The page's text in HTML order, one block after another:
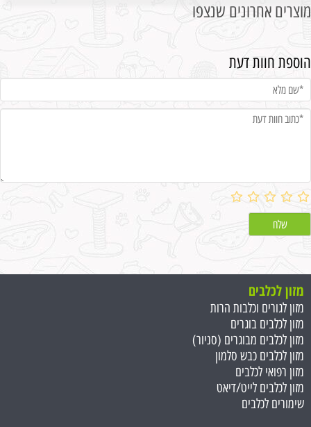
מוצרים אחרונים שנצפו
הוספת חוות דעת
מזון לכלבים
מזון לגורים וכלבות הרות
מזון לכלבים בוגרים
מזון לכלבים מבוגרים (סניור)
מזון לכלבים כבש סלמון
מזון רפואי לכלבים
מזון לכלבים לייט/דיאט
שימורים לכלבים